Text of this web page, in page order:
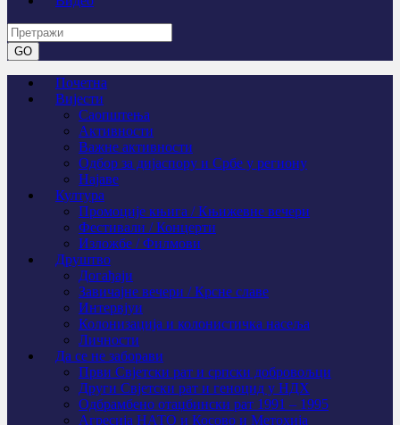
Почетна
Вијести
Саопштења
Активности
Важне активности
Одбор за дијаспору и Србе у региону
Најаве
Култура
Промоције књига / Књижевне вечери
Фестивали / Концерти
Изложбе / Филмови
Друштво
Догађаји
Завичајне вечери / Крсне славе
Интервјуи
Колонизација и колонистичка насеља
Личности
Да се не заборави
Први Свјeтски рат и српски добровољци
Други Свјетски рат и геноцид у НДХ
Одбрамбено отаџбински рат 1991 – 1995
Агресија НАТО и Косово и Метохија